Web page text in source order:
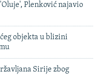
Plenković najavio
objekta u blizini
Sirije zbog